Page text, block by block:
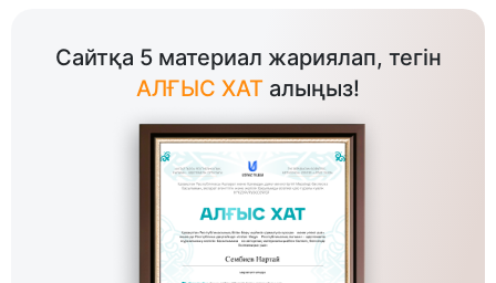
Сайтқа 5 материал жариялап, тегін
АЛҒЫС ХАТ алыңыз!